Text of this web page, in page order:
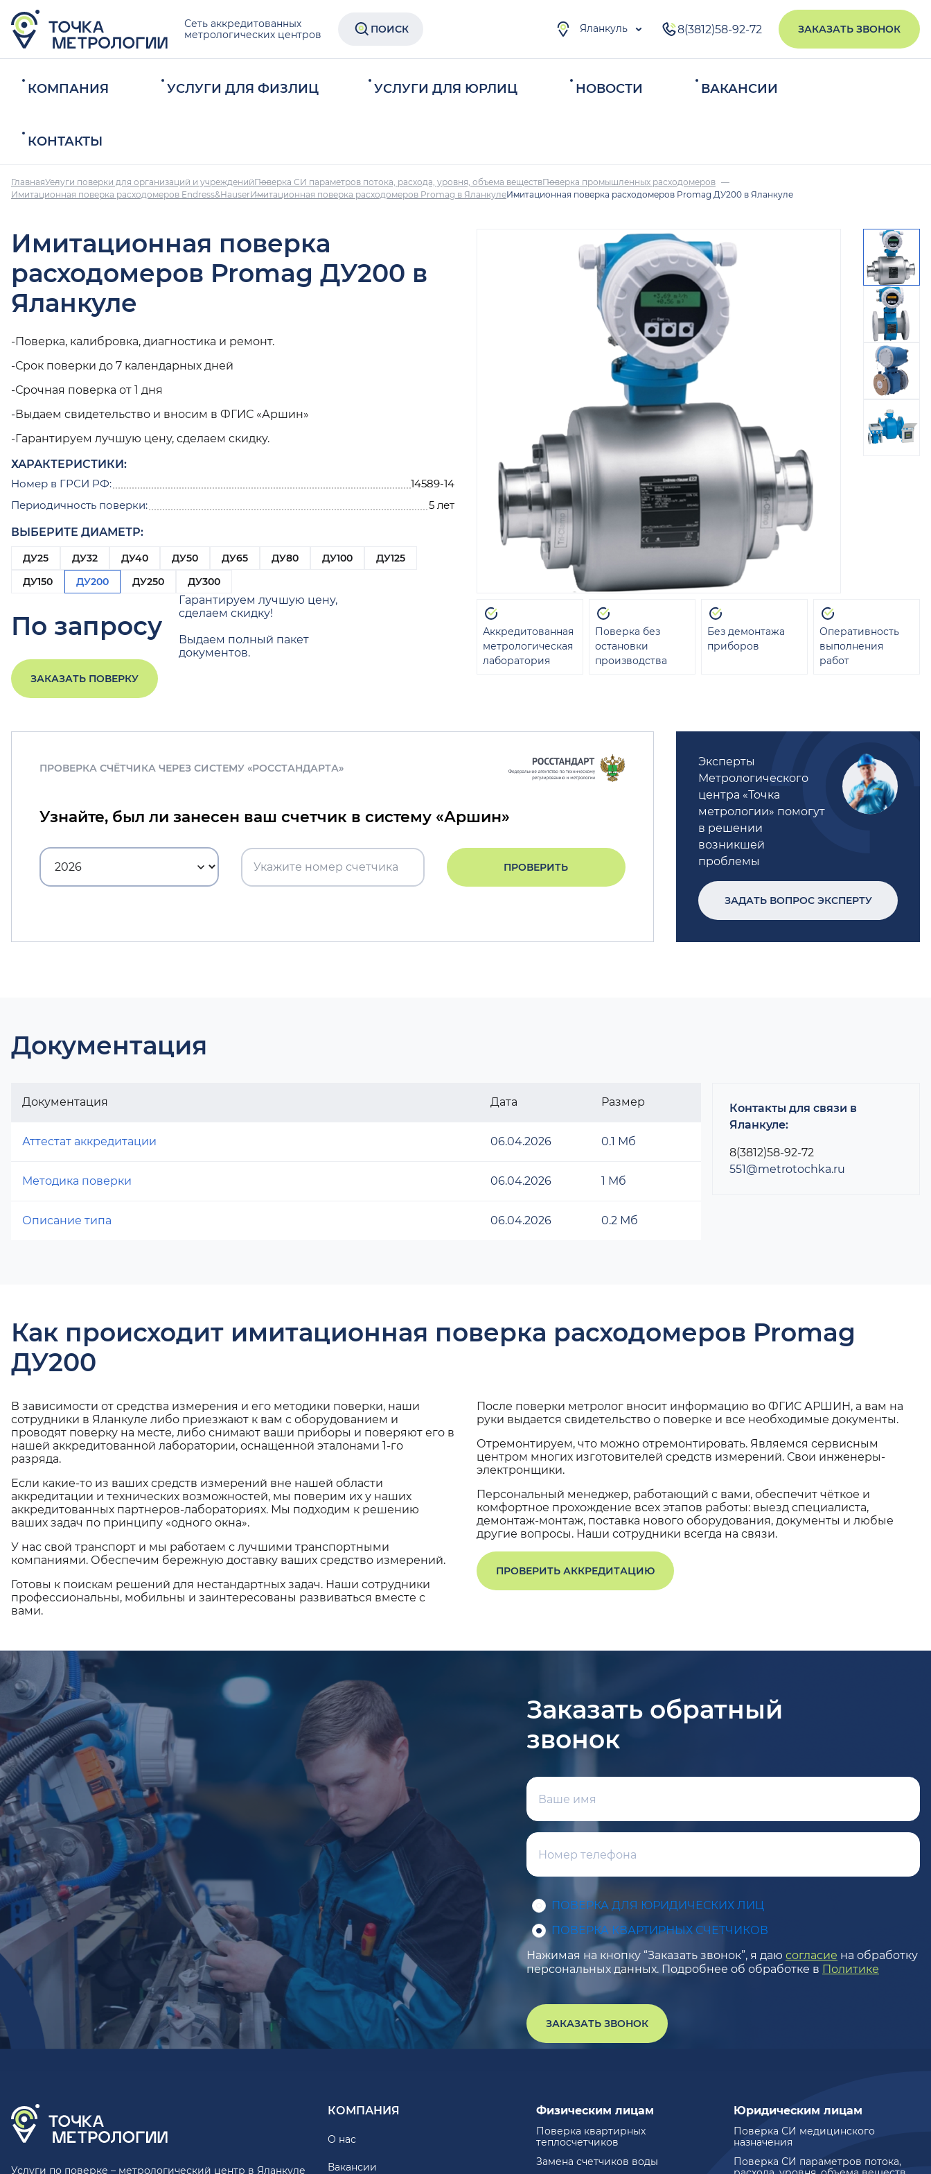
Сеть аккредитованных
метрологических центров
ПОИСК Яланкуль 8(3812)58-92-72 ЗАКАЗАТЬ ЗВОНОК
КОМПАНИЯ УСЛУГИ ДЛЯ ФИЗЛИЦ УСЛУГИ ДЛЯ ЮРЛИЦ НОВОСТИ ВАКАНСИИ
КОНТАКТЫ
ГлавнаяУслуги поверки для организаций и учрежденийПоверка СИ параметров потока, расхода, уровня, объема веществПоверка промышленных расходомеров
Имитационная поверка расходомеров Endress&HauserИмитационная поверка расходомеров Promag в ЯланкулеИмитационная поверка расходомеров Promag ДУ200 в Яланкуле
Имитационная поверка
расходомеров Promag ДУ200 в
Яланкуле
-Поверка, калибровка, диагностика и ремонт.
-Срок поверки до 7 календарных дней
-Срочная поверка от 1 дня
-Выдаем свидетельство и вносим в ФГИС «Аршин»
-Гарантируем лучшую цену, сделаем скидку.
ХАРАКТЕРИСТИКИ:
Номер в ГРСИ РФ:
14589-14
Периодичность поверки:
5 лет
ВЫБЕРИТЕ ДИАМЕТР:
ДУ25 ДУ32 ДУ40 ДУ50 ДУ65 ДУ80 ДУ100
ДУ125
ДУ150
ДУ200 ДУ250 ДУ300
По запросу
Гарантируем лучшую цену,
сделаем скидку!
Выдаем полный пакет
документов.
ЗАКАЗАТЬ ПОВЕРКУ
Аккредитованная
метрологическая
лаборатория
Поверка без
остановки
производства
Без демонтажа
приборов
Оперативность
выполнения
работ
ПРОВЕРКА СЧЁТЧИКА ЧЕРЕЗ СИСТЕМУ «РОССТАНДАРТА»
Узнайте, был ли занесен ваш счетчик в систему «Аршин»
ПРОВЕРИТЬ
Эксперты
Метрологического
центра «Точка
метрологии» помогут
в решении
возникшей
проблемы
ЗАДАТЬ ВОПРОС ЭКСПЕРТУ
Документация
Документация Дата Размер
Аттестат аккредитации 06.04.2026 0.1 Мб
Методика поверки 06.04.2026 1 Мб
Описание типа 06.04.2026 0.2 Мб
Контакты для связи в
Яланкуле:
8(3812)58-92-72
551@metrotochka.ru
Как происходит имитационная поверка расходомеров Promag
ДУ200
В зависимости от средства измерения и его методики поверки, наши
сотрудники в Яланкуле либо приезжают к вам с оборудованием и
проводят поверку на месте, либо снимают ваши приборы и поверяют его в
нашей аккредитованной лаборатории, оснащенной эталонами 1-го
разряда.
Если какие-то из ваших средств измерений вне нашей области
аккредитации и технических возможностей, мы поверим их у наших
аккредитованных партнеров-лабораториях. Мы подходим к решению
ваших задач по принципу «одного окна».
У нас свой транспорт и мы работаем с лучшими транспортными
компаниями. Обеспечим бережную доставку ваших средство измерений.
Готовы к поискам решений для нестандартных задач. Наши сотрудники
профессиональны, мобильны и заинтересованы развиваться вместе с
вами.
После поверки метролог вносит информацию во ФГИС АРШИН, а вам на
руки выдается свидетельство о поверке и все необходимые документы.
Отремонтируем, что можно отремонтировать. Являемся сервисным
центром многих изготовителей средств измерений. Свои инженеры-
электронщики.
Персональный менеджер, работающий с вами, обеспечит чёткое и
комфортное прохождение всех этапов работы: выезд специалиста,
демонтаж-монтаж, поставка нового оборудования, документы и любые
другие вопросы. Наши сотрудники всегда на связи.
ПРОВЕРИТЬ АККРЕДИТАЦИЮ
Заказать обратный
звонок
ПОВЕРКА ДЛЯ ЮРИДИЧЕСКИХ ЛИЦ
ПОВЕРКА КВАРТИРНЫХ СЧЕТЧИКОВ
Нажимая на кнопку “Заказать звонок”, я даю согласие на обработку
персональных данных. Подробнее об обработке в Политике
ЗАКАЗАТЬ ЗВОНОК
Услуги по поверке – метрологический центр в Яланкуле
КОМПАНИЯ
О нас
Вакансии
Физическим лицам
Поверка квартирных
теплосчетчиков
Замена счетчиков воды
Юридическим лицам
Поверка СИ медицинского
назначения
Поверка СИ параметров потока,